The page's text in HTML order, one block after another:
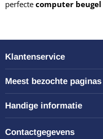
perfecte computer beugel
Klantenservice
Meest bezochte paginas
Handige informatie
Contactgegevens